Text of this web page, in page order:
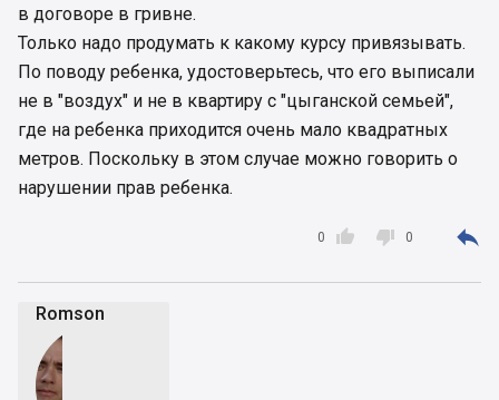
в договоре в гривне.
Только надо продумать к какому курсу привязывать.
По поводу ребенка, удостоверьтесь, что его выписали
не в "воздух" и не в квартиру с "цыганской семьей",
где на ребенка приходится очень мало квадратных
метров. Поскольку в этом случае можно говорить о
нарушении прав ребенка.

0  0 
Romson